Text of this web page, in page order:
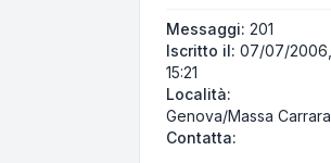
Messaggi: 201
Iscritto il: 07/07/2006,
15:21
Località:
Genova/Massa Carrara
Contatta: